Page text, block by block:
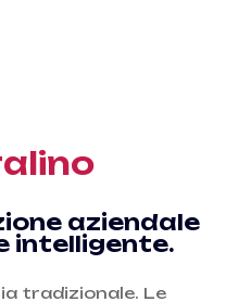
aziendale
intelligente.
tradizionale. Le